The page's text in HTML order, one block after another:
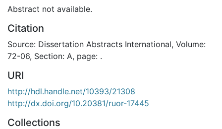
Abstract not available.
Citation
Source: Dissertation Abstracts International, Volume:
72-06, Section: A, page: .
URI
http://hdl.handle.net/10393/21308
http://dx.doi.org/10.20381/ruor-17445
Collections